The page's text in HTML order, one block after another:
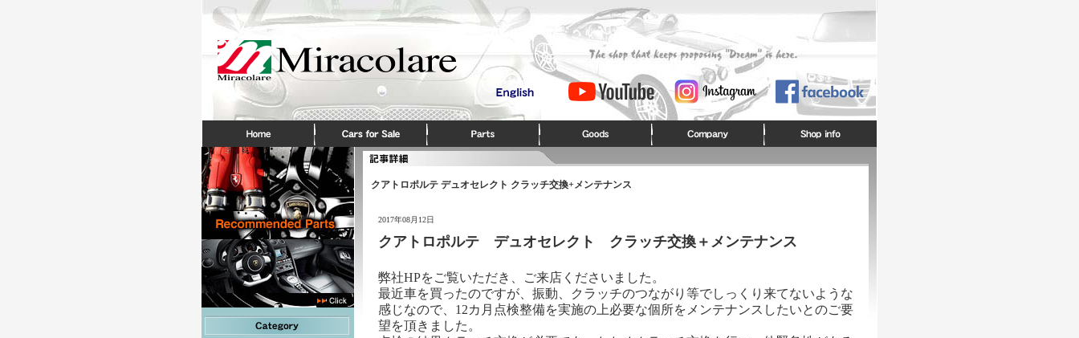
クアトロポルテ デュオセレクト クラッチ交換+メンテナンス
2017年08月12日
クアトロポルテ デュオセレクト クラッチ交換＋メンテナンス
弊社HPをご覧いただき、ご来店くださいました。
最近車を買ったのですが、振動、クラッチのつながり等でしっくり来てないような
感じなので、12カ月点検整備を実施の上必要な個所をメンテナンスしたいとのご要
望を頂きました。